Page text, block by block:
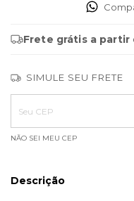
Frete grátis a partir
SIMULE SEU FRETE
Entregas para o CEP:
NÃO SEI MEU CEP
Descrição